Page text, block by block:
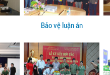
Bảo vệ luận án